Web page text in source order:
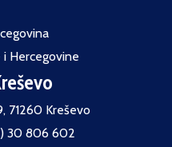
i Hercegovine
71260 Kreševo
30 806 602